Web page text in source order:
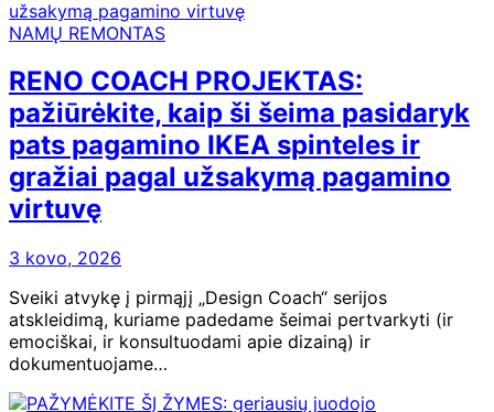
NAMŲ REMONTAS
RENO COACH PROJEKTAS:
pažiūrėkite, kaip ši šeima pasidaryk
pats pagamino IKEA spinteles ir
gražiai pagal užsakymą pagamino
virtuvę
3 kovo, 2026
Sveiki atvykę į pirmąjį „Design Coach“ serijos
atskleidimą, kuriame padedame šeimai pertvarkyti (ir
emociškai, ir konsultuodami apie dizainą) ir
dokumentuojame…